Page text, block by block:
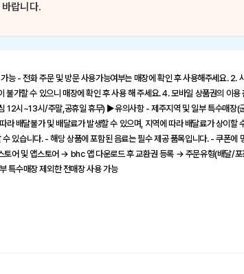
랍니다.
능 - 전화 주문 및 방문 사용가능여부는 매장에 확인 후 사용해주세요.
불가할 수 있으니 매장에 확인 후 사용 해 주세요. 4. 모바일 상품권의 이
시~13시/주말,공휴일 휴무) ▶유의사항 - 제주지역 및 일부 특수매장(
라 배달불가 및 배달료가 발생할 수 있으며, 지역에 따라 배달료가 상이할
있습니다. - 해당 상품에 포함된 음료는 필수 제공 품목입니다. - 쿠폰에
토어 및 앱스토어 → bhc 앱 다운로드 후 교환권 등록 → 주문유형(배달/
특수매장 제외한 전매장 사용 가능